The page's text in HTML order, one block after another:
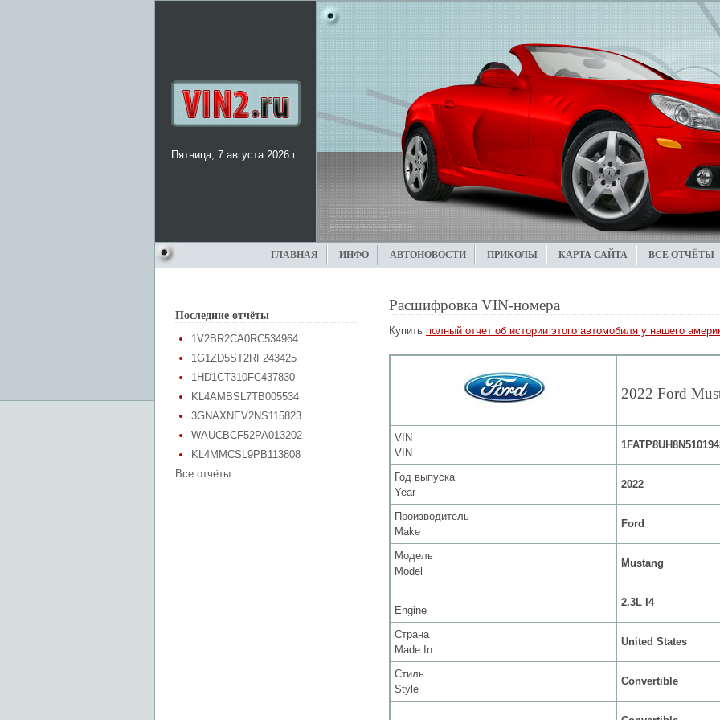
Пятница, 7 августа 2026 г.
ГЛАВНАЯ ИНФО АВТОНОВОСТИ ПРИКОЛЫ КАРТА САЙТА ВСЕ ОТЧЁТЫ
Последние отчёты
1V2BR2CA0RC534964
1G1ZD5ST2RF243425
1HD1CT310FC437830
KL4AMBSL7TB005534
3GNAXNEV2NS115823
WAUCBCF52PA013202
KL4MMCSL9PB113808
Все отчёты
Расшифровка VIN-номера
Купить полный отчет об истории этого автомобиля у нашего
2022 Ford
VIN
VIN
Год выпуска
Year
2022
Производитель
Make
Ford
Модель
Model
Mustang
Engine
2.3L I4
Страна
Made In
United States
Стиль
Style
Convertible